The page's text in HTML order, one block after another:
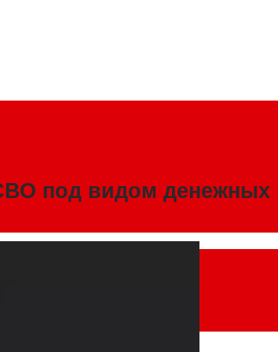
под видом денежных